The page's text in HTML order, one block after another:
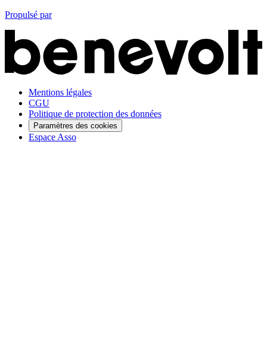
Propulsé par
Mentions légales
CGU
Politique de protection des données
Paramètres des cookies
Espace Asso